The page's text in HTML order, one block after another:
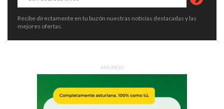
Recibe directamente en tu buzón nuestras noticias destacadas y las
mejores ofertas.
ANUNCIO